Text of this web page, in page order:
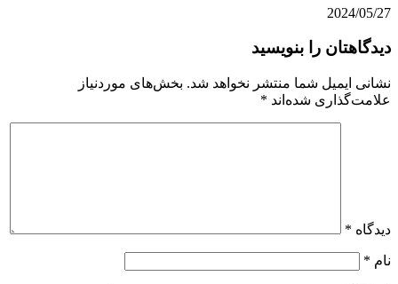
2024/05/27
دیدگاهتان را بنویسید
نشانی ایمیل شما منتشر نخواهد شد. بخش‌های موردنیاز
علامت‌گذاری شده‌اند *
دیدگاه *
نام *